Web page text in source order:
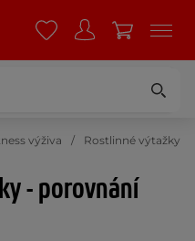
výživa Rostlinné výtažky
- porovnání